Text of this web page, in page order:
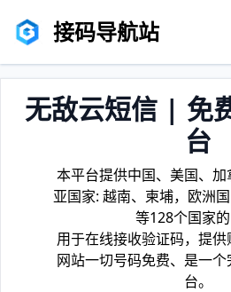
接码导航站
无敌云短信 | 免
台
本平台提供中国、美国、
亚国家: 越南、柬埔，欧洲国
等128个国家
用于在线接收验证码，提
网站一切号码免费、是一
台。